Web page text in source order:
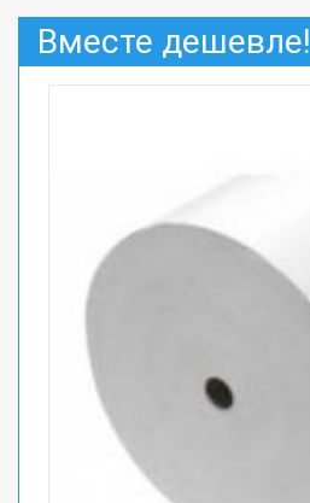
Вместе дешевле!